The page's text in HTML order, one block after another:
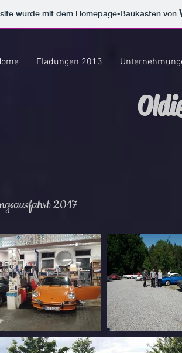
wurde mit dem Homepage-Baukasten von
Fladungen 2013
2017